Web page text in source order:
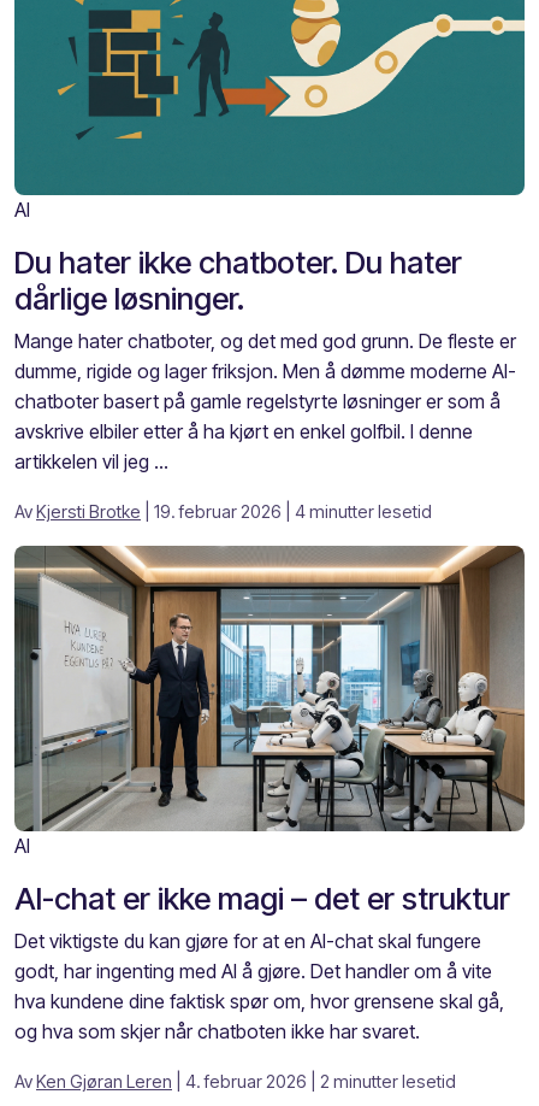
AI
Du hater ikke chatboter. Du hater
dårlige løsninger.
Mange hater chatboter, og det med god grunn. De fleste er
dumme, rigide og lager friksjon. Men å dømme moderne AI-
chatboter basert på gamle regelstyrte løsninger er som å
avskrive elbiler etter å ha kjørt en enkel golfbil. I denne
artikkelen vil jeg ...
AvKjersti Brotke | 19. februar 2026 | 4 minutter lesetid
AI
AI-chat er ikke magi – det er struktur
Det viktigste du kan gjøre for at en AI-chat skal fungere
godt, har ingenting med AI å gjøre. Det handler om å vite
hva kundene dine faktisk spør om, hvor grensene skal gå,
og hva som skjer når chatboten ikke har svaret.
AvKen Gjøran Leren | 4. februar 2026 | 2 minutter lesetid